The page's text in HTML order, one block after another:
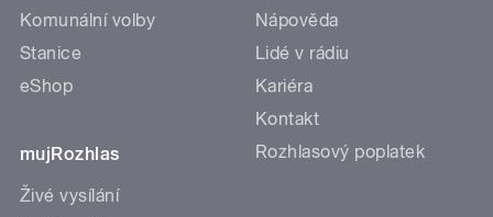
Komunální volby
Stanice
eShop
mujRozhlas
Živé vysílání
Nápověda
Lidé v rádiu
Kariéra
Kontakt
Rozhlasový poplatek